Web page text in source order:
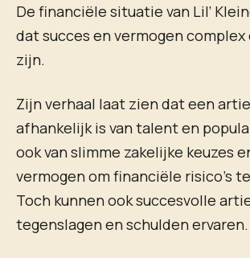
De financiële situatie van Lil’
dat succes en vermogen
zijn.
Zijn verhaal laat zien dat een
afhankelijk is van talent en
ook van slimme zakelijke keuzes
vermogen om financiële risico’s
Toch kunnen ook succesvolle
tegenslagen en schulden ervaren.